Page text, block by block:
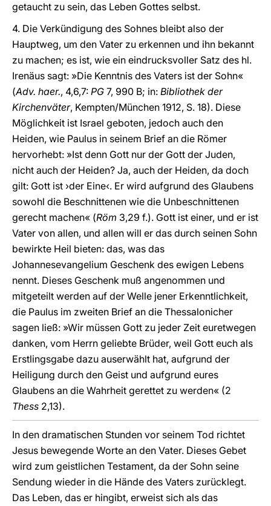
getaucht zu sein, das Leben Gottes selbst.
4. Die Verkündigung des Sohnes bleibt also der
Hauptweg, um den Vater zu erkennen und ihn bekannt
zu machen; es ist, wie ein eindrucksvoller Satz des hl.
Irenäus sagt: »Die Kenntnis des Vaters ist der Sohn«
(Adv. haer., 4,6,7: PG 7, 990 B; in: Bibliothek der
Kirchenväter, Kempten/München 1912, S. 18). Diese
Möglichkeit ist Israel geboten, jedoch auch den
Heiden, wie Paulus in seinem Brief an die Römer
hervorhebt: »Ist denn Gott nur der Gott der Juden,
nicht auch der Heiden? Ja, auch der Heiden, da doch
gilt: Gott ist ›der Eine‹. Er wird aufgrund des Glaubens
sowohl die Beschnittenen wie die Unbeschnittenen
gerecht machen« (Röm 3,29 f.). Gott ist einer, und er ist
Vater von allen, und allen will er das durch seinen Sohn
bewirkte Heil bieten: das, was das
Johannesevangelium Geschenk des ewigen Lebens
nennt. Dieses Geschenk muß angenommen und
mitgeteilt werden auf der Welle jener Erkenntlichkeit,
die Paulus im zweiten Brief an die Thessalonicher
sagen ließ: »Wir müssen Gott zu jeder Zeit euretwegen
danken, vom Herrn geliebte Brüder, weil Gott euch als
Erstlingsgabe dazu auserwählt hat, aufgrund der
Heiligung durch den Geist und aufgrund eures
Glaubens an die Wahrheit gerettet zu werden« (2
Thess 2,13).
In den dramatischen Stunden vor seinem Tod richtet
Jesus bewegende Worte an den Vater. Dieses Gebet
wird zum geistlichen Testament, da der Sohn seine
Sendung wieder in die Hände des Vaters zurücklegt.
Das Leben, das er hingibt, erweist sich als das